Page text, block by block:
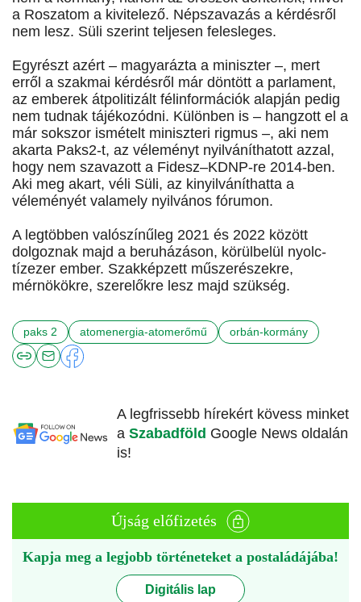
a Roszatom a kivitelező. Népszavazás a kérdésről
nem lesz. Süli szerint teljesen felesleges.
Egyrészt azért – magyarázta a miniszter –, mert
erről a szakmai kérdésről már döntött a parlament,
az emberek átpolitizált félinformációk alapján pedig
nem tudnak tájékozódni. Különben is – hangzott el a
már sokszor ismételt miniszteri rigmus –, aki nem
akarta Paks2-t, az véleményt nyilváníthatott azzal,
hogy nem szavazott a Fidesz–KDNP-re 2014-ben.
Aki meg akart, véli Süli, az kinyilváníthatta a
véleményét valamely nyilvános fórumon.
A legtöbben valószínűleg 2021 és 2022 között
dolgoznak majd a beruházáson, körülbelül nyolc-
tízezer ember. Szakképzett műszerészekre,
mérnökökre, szerelőkre lesz majd szükség.
paks 2 atomenergia-atomerőmű orbán-kormány
A legfrissebb hírekért kövess minket
a Szabadföld Google News oldalán
is!
Újság előfizetés
Kapja meg a legjobb történeteket a postaládájába!
Digitális lap